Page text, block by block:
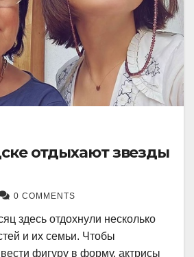
отдыхают звезды
0 COMMENTS
здесь отдохнули несколько
и их семьи. Чтобы
фигуру в форму, актрисы